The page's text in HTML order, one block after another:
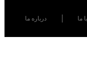
ما درباره ما